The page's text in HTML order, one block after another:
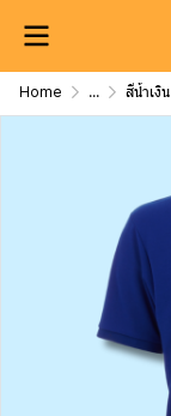
Home ... สีน้ำเงิน